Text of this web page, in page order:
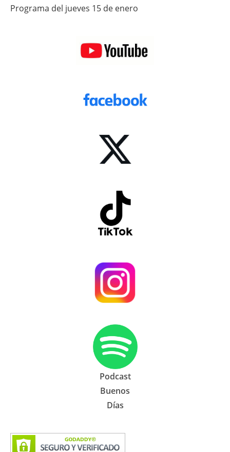
Programa del jueves 15 de enero
Podcast
Buenos
Días